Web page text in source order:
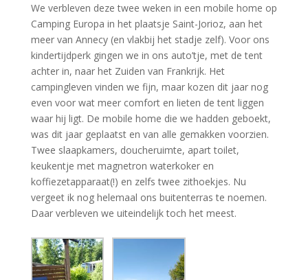
We verbleven deze twee weken in een mobile home op
Camping Europa in het plaatsje Saint-Jorioz, aan het
meer van Annecy (en vlakbij het stadje zelf). Voor ons
kindertijdperk gingen we in ons auto’tje, met de tent
achter in, naar het Zuiden van Frankrijk. Het
campingleven vinden we fijn, maar kozen dit jaar nog
even voor wat meer comfort en lieten de tent liggen
waar hij ligt. De mobile home die we hadden geboekt,
was dit jaar geplaatst en van alle gemakken voorzien.
Twee slaapkamers, doucheruimte, apart toilet,
keukentje met magnetron waterkoker en
koffiezetapparaat(!) en zelfs twee zithoekjes. Nu
vergeet ik nog helemaal ons buitenterras te noemen.
Daar verbleven we uiteindelijk toch het meest.